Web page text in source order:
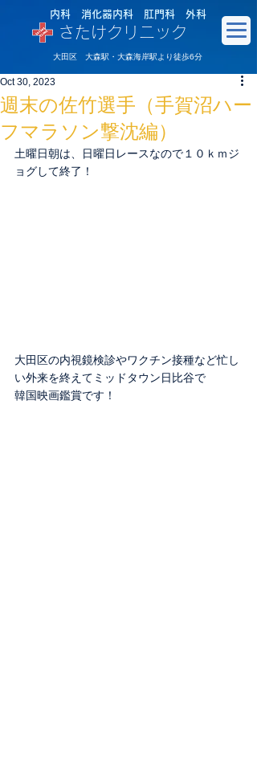
内科 消化器内科 肛門科 外科
さたけクリニック
大田区 大森駅・大森海岸駅より徒歩6分
週末の佐竹選手（手賀沼ハー
フマラソン撃沈編）
Oct 30, 2023
土曜日朝は、日曜日レースなので１０ｋｍジ
ョグして終了！
大田区の内視鏡検診やワクチン接種など忙し
い外来を終えてミッドタウン日比谷で
韓国映画鑑賞です！